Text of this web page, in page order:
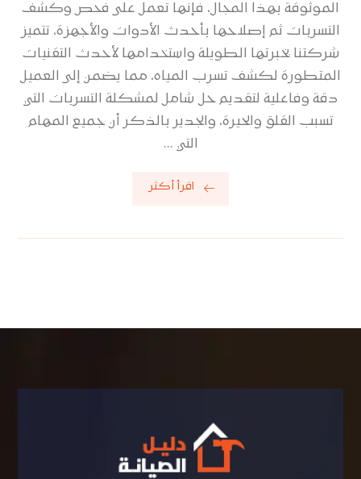
الموثوقة بهذا المجال، فإنها تعمل على فحص وكشف
التسربات ثم إصلاحها بأحدث الأدوات والأجهزة، تتميز
شركتنا بخبرتها الطويلة واستخدامها لأحدث التقنيات
المتطورة لكشف تسرب المياه، مما يضمن إلى العميل
دقة وفاعلية لتقديم حل شامل لمشكلة التسربات التي
تسبب القلق والحيرة، والجدير بالذكر أن جميع المهام
التي ...
اقرأ أكثر